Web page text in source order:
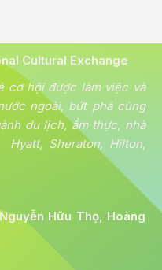
Cultural Exchange
cơ hội được làm việc và
ngoài, bứt phá cùng
du lịch, ẩm thực, nhà
Sheraton, Hilton,
Hữu Thọ, Hoàng